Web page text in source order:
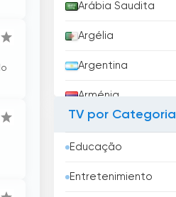
Arábia Saudita
Argélia
Argentina
Arménia
Austrália
TV por Categoria
Educação
Entretenimiento